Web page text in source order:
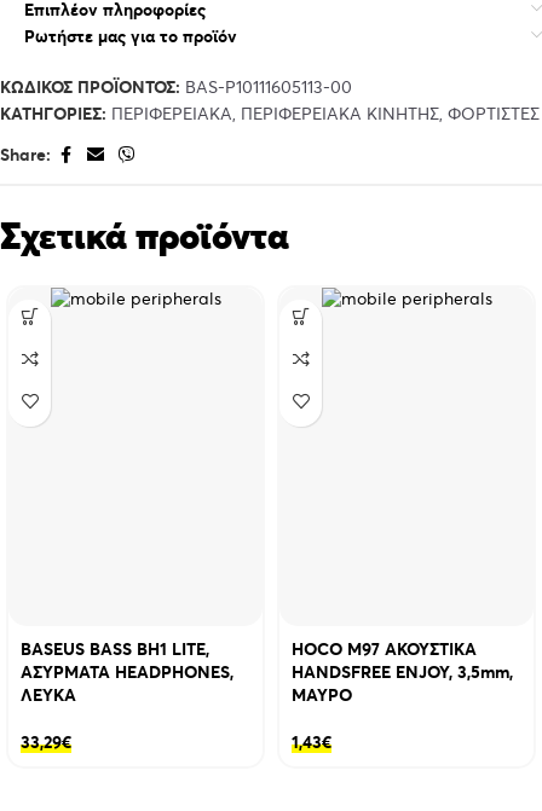
Επιπλέον πληροφορίες
Ρωτήστε μας για το προϊόν
ΚΩΔΙΚΌΣ ΠΡΟΪΌΝΤΟΣ: BAS-P10111605113-00
ΚΑΤΗΓΟΡΊΕΣ: ΠΕΡΙΦΕΡΕΙΑΚΑ, ΠΕΡΙΦΕΡΕΙΑΚΑ ΚΙΝΗΤΗΣ, ΦΟΡΤΙΣΤΕΣ
Share:
Σχετικά προϊόντα
BASEUS BASS BH1 LITE,
ΑΣΥΡΜΑΤΑ HEADPHONES,
ΛΕΥΚΑ
33,29€
HOCO M97 ΑΚΟΥΣΤΙΚΑ
HANDSFREE ENJOY, 3,5mm,
ΜΑΥΡΟ
1,43€